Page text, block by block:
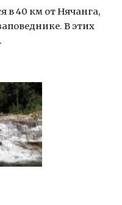
в 40 км от Нячанга,
В этих